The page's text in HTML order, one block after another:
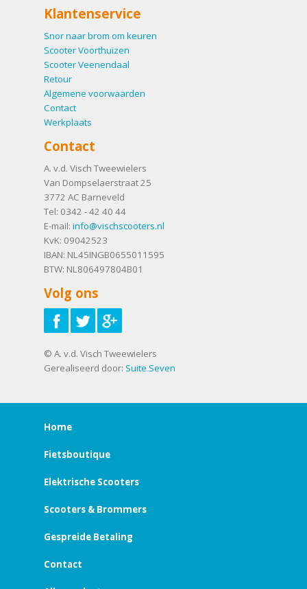
Klantenservice
Snor naar brom om keuren
Scooter Voorthuizen
Scooter Veenendaal
Retour
Algemene voorwaarden
Contact
Werkplaats
Contact
A. v.d. Visch Tweewielers
Van Dompselaerstraat 25
3772 AC Barneveld
Tel: 0342 - 42 40 44
E-mail: info@vischscooters.nl
KvK: 09042523
IBAN: NL45INGB0655011595
BTW: NL806497804B01
Volg ons
© A. v.d. Visch Tweewielers
Gerealiseerd door: Suite Seven
Home
Fietsboutique
Elektrische Scooters
Scooters & Brommers
Gespreide Betaling
Contact